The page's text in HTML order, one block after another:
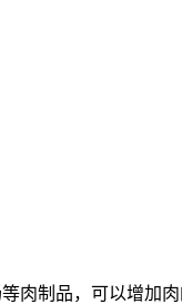
肉制品，可以增加